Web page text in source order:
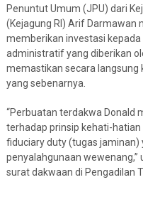
Penuntut Umum (JPU) dari
(Kejagung RI) Arif Darmawan
memberikan investasi
administratif yang diberikan
memastikan secara langsung
yang sebenarnya.
“Perbuatan terdakwa Donald
terhadap prinsip kehati-
fiduciary duty (tugas jaminan)
penyalahgunaan wewenang,”
surat dakwaan di Pengadilan